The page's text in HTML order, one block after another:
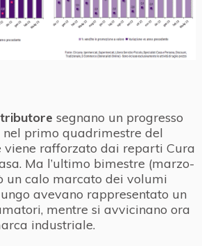
segnano un progresso
primo quadrimestre del
viene rafforzato dai reparti Cura
Ma l’ultimo bimestre (marzo-
un calo marcato dei volumi
avevano rappresentato un
mentre si avvicinano ora
industriale.